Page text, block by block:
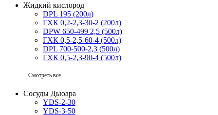
Жидкий кислород
DPL 195 (200л)
ГХК 0,2-2,3-30-2 (200л)
DPW 650-499 2,5 (500л)
ГХК 0,5-2,5-60-4 (500л)
DPL 700-500-2,3 (500л)
ГХК 0,5-2,3-90-4 (500л)
Смотреть все
Сосуды Дьюара
YDS-2-30
YDS-3-50